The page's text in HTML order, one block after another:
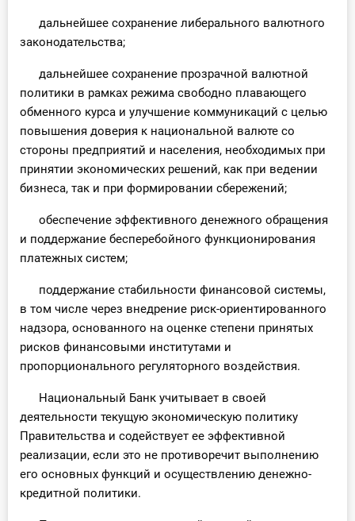
дальнейшее сохранение либерального валютного
законодательства;
дальнейшее сохранение прозрачной валютной
политики в рамках режима свободно плавающего
обменного курса и улучшение коммуникаций с целью
повышения доверия к национальной валюте со
стороны предприятий и населения, необходимых при
принятии экономических решений, как при ведении
бизнеса, так и при формировании сбережений;
обеспечение эффективного денежного обращения
и поддержание бесперебойного функционирования
платежных систем;
поддержание стабильности финансовой системы,
в том числе через внедрение риск-ориентированного
надзора, основанного на оценке степени принятых
рисков финансовыми институтами и
пропорционального регуляторного воздействия.
Национальный Банк учитывает в своей
деятельности текущую экономическую политику
Правительства и содействует ее эффективной
реализации, если это не противоречит выполнению
его основных функций и осуществлению денежно-
кредитной политики.